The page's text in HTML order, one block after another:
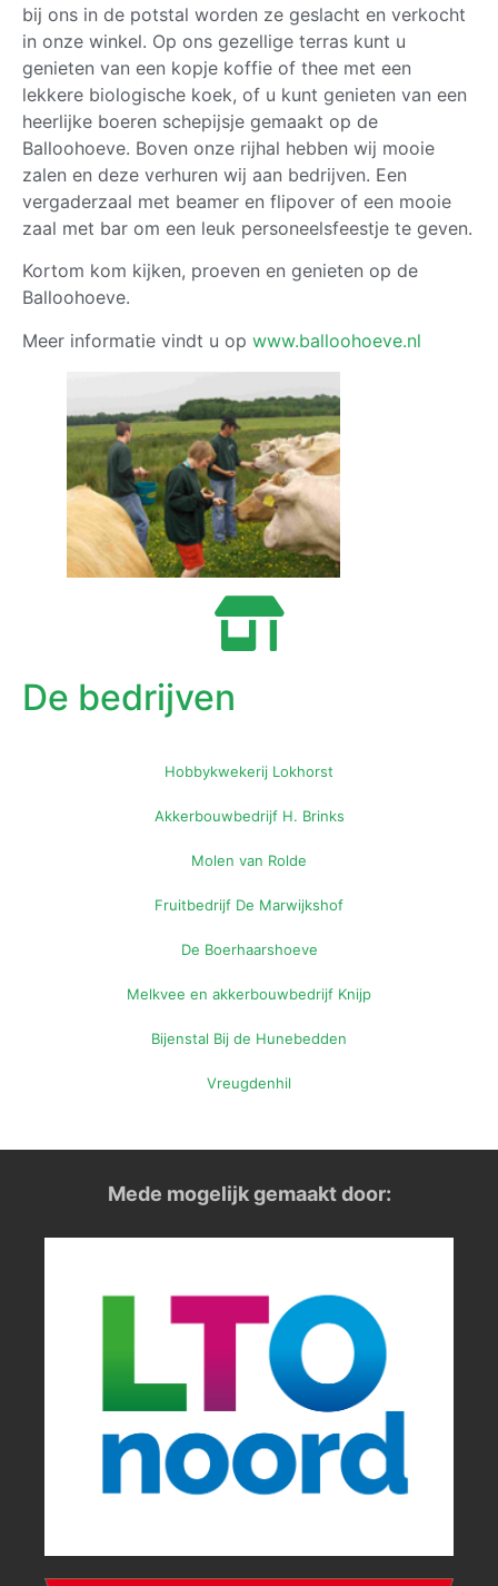
bij ons in de potstal worden ze geslacht en verkocht
in onze winkel. Op ons gezellige terras kunt u
genieten van een kopje koffie of thee met een
lekkere biologische koek, of u kunt genieten van een
heerlijke boeren schepijsje gemaakt op de
Balloohoeve. Boven onze rijhal hebben wij mooie
zalen en deze verhuren wij aan bedrijven. Een
vergaderzaal met beamer en flipover of een mooie
zaal met bar om een leuk personeelsfeestje te geven.
Kortom kom kijken, proeven en genieten op de
Balloohoeve.
Meer informatie vindt u op www.balloohoeve.nl
De bedrijven
Hobbykwekerij Lokhorst
Akkerbouwbedrijf H. Brinks
Molen van Rolde
Fruitbedrijf De Marwijkshof
De Boerhaarshoeve
Melkvee en akkerbouwbedrijf Knijp
Bijenstal Bij de Hunebedden
Vreugdenhil
Mede mogelijk gemaakt door: